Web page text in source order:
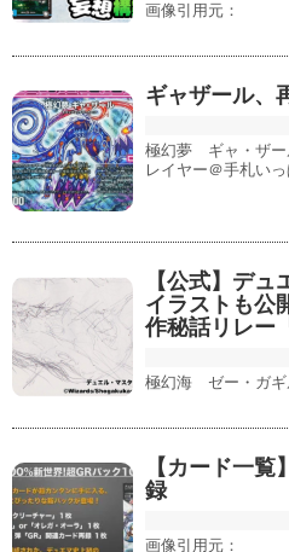
画像引用元：
ギャザール、
極幻夢 ギャ・ザー
レイヤー＠手札い
【公式】デ
イラストも公
作秘話リレー
極幻海 ゼー・ガギ
【カード一
録
画像引用元：